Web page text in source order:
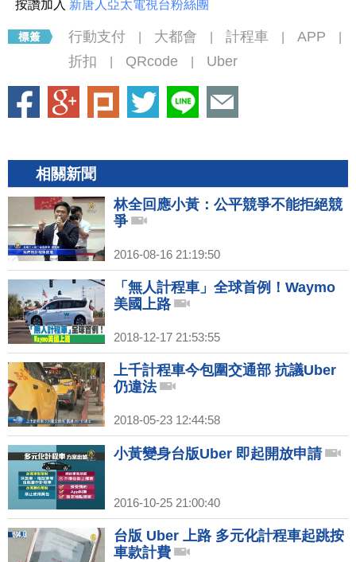
按讚加入 新唐人亞太電視台粉絲團
行動支付 大都會 計程車 APP
折扣 QRcode Uber
相關新聞
林全回應小黃：公平競爭不能拒絕競
爭
2016-08-16 21:19:50
「無人計程車」全球首例！Waymo
美國上路
2018-12-17 21:53:55
上千計程車今包圍交通部 抗議Uber
仍違法
2018-05-23 12:44:58
小黃變身台版Uber 即起開放申請
2016-10-25 21:00:40
台版 Uber 上路 多元化計程車起跳按
車款計費